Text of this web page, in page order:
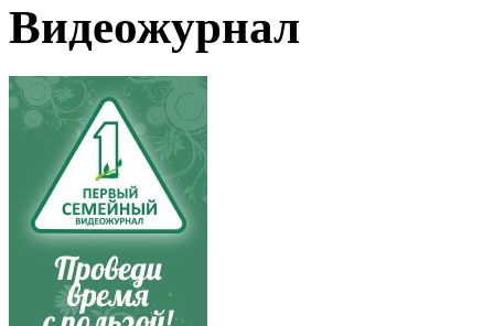
Видеожурнал